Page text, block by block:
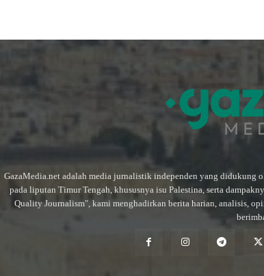
GazaMedia.net adalah media jurnalistik independen yang didukung
pada liputan Timur Tengah, khususnya isu Palestina, serta
Quality Journalism", kami menghadirkan berita harian, analisis,